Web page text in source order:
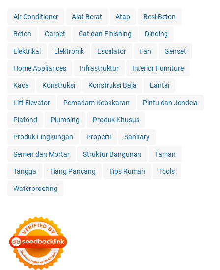
Air Conditioner Alat Berat Atap Besi Beton
Beton Carpet Cat dan Finishing Dinding
Elektrikal Elektronik Escalator Fan Genset
Home Appliances Infrastruktur Interior Furniture
Kaca Konstruksi Konstruksi Baja Lantai
Lift Elevator Pemadam Kebakaran Pintu dan Jendela
Plafond Plumbing Produk Khusus
Produk Lingkungan Properti Sanitary
Semen dan Mortar Struktur Bangunan Taman
Tangga Tiang Pancang Tips Rumah Tools
Waterproofing